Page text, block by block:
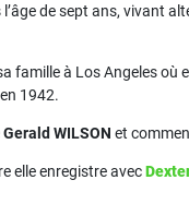
de sept ans, vivant
famille à Los Angeles
en 1942.
Gerald WILSON et
elle enregistre avec